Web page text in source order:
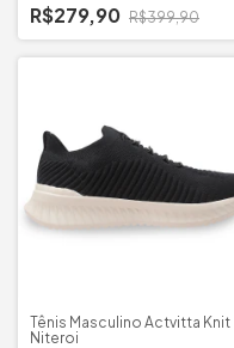
R$279,90 R$399,90
Tênis Masculino Actvitta Knit
Niteroi